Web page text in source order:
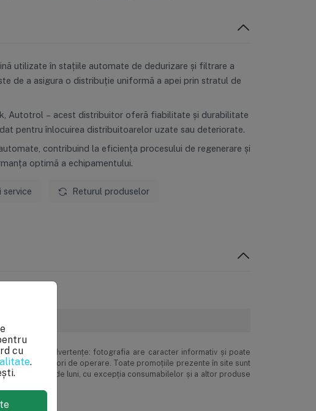
utilizate în stațiile automate de dedurizare și filtrare a
de a asigura o distribuție uniformă a apei prin stratul de
Autotrol – acest distribuitor oferă fiabilitate și durabilitate
pentru înlocuirea distribuitoarelor uzate sau deteriorate.
contribuind la eficiența procesului de regenerare și
optimă a echipamentului.
service Returul produselor
conţine inadvertenţe: fotografia are caracter informativ şi poate
conţine erori de operare. Toate promoţiile prezente în site sunt
de 24 de luni, cu excepția consumabilelor și a altor produse
cu
.